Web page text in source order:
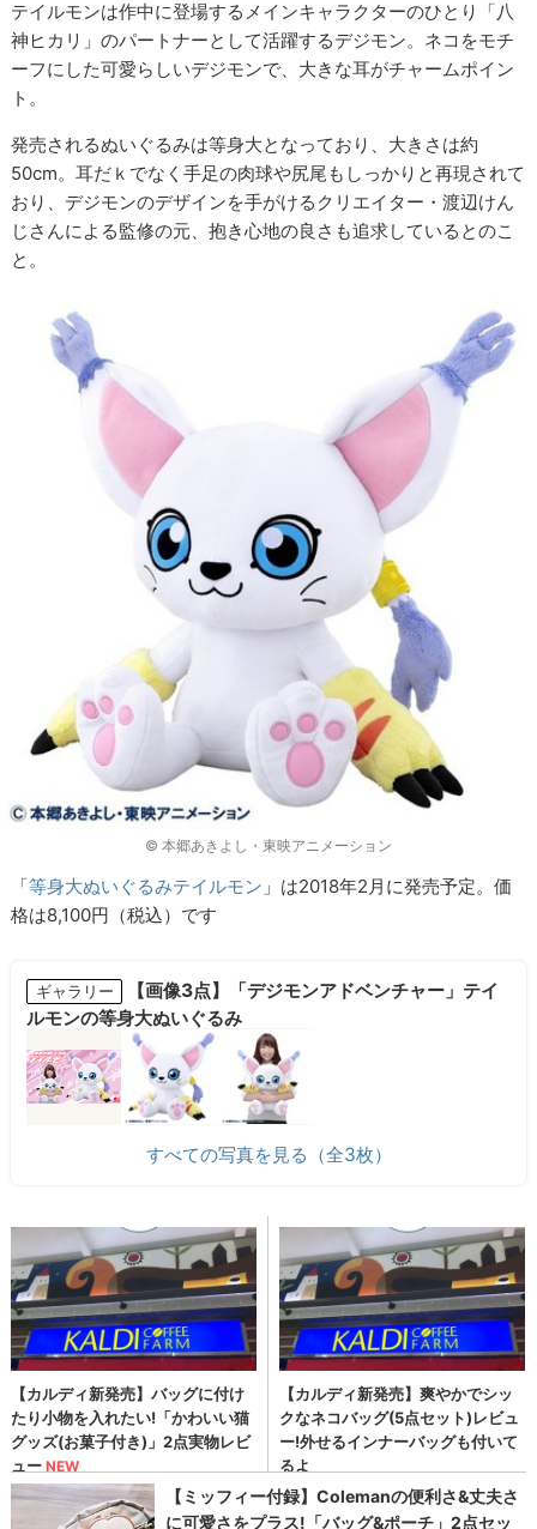
テイルモンは作中に登場するメインキャラクターのひとり「八
神ヒカリ」のパートナーとして活躍するデジモン。ネコをモチ
ーフにした可愛らしいデジモンで、大きな耳がチャームポイン
ト。
発売されるぬいぐるみは等身大となっており、大きさは約
50cm。耳だｋでなく手足の肉球や尻尾もしっかりと再現されて
おり、デジモンのデザインを手がけるクリエイター・渡辺けん
じさんによる監修の元、抱き心地の良さも追求しているとのこ
と。
© 本郷あきよし・東映アニメーション
「等身大ぬいぐるみテイルモン 」は2018年2月に発売予定。価
格は8,100円（税込）です
ギャラリー
【画像3点】「デジモンアドベンチャー」テイ
ルモンの等身大ぬいぐるみ
すべての写真を見る（全3枚）